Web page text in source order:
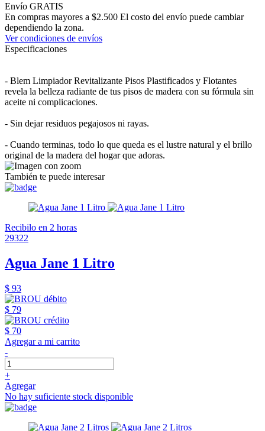
Envío GRATIS
En compras mayores a $2.500 El costo del envío puede cambiar
dependiendo la zona.
Ver condiciones de envíos
Especificaciones
- Blem Limpiador Revitalizante Pisos Plastificados y Flotantes
revela la belleza radiante de tus pisos de madera con su fórmula sin
aceite ni complicaciones.
- Sin dejar residuos pegajosos ni rayas.
- Cuando terminas, todo lo que queda es el lustre natural y el brillo
original de la madera del hogar que adoras.
También te puede interesar
Recibilo en 2 horas
29322
Agua Jane 1 Litro
$ 93
$ 79
$ 70
Agregar a mi carrito
-
+
Agregar
No hay suficiente stock disponible